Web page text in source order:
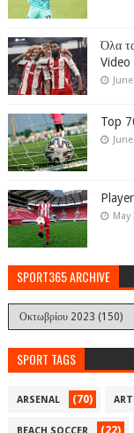
Όλα
Video
Top
May
SPORT365 ARCHIVE
SPORT TAGS
ARSENAL (70)
(22)